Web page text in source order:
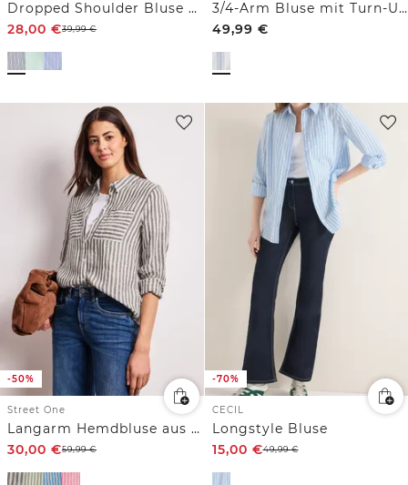
Dropped Shoulder Bluse mit Struktur
28,00 €39,99€
3/4-Arm Bluse mit Turn-Up und Streifen
49,99 €
-50%
Street One
Langarm Hemdbluse aus Leinen
30,00 €59,99€
-70%
CECIL
Longstyle Bluse
15,00 €49,99€